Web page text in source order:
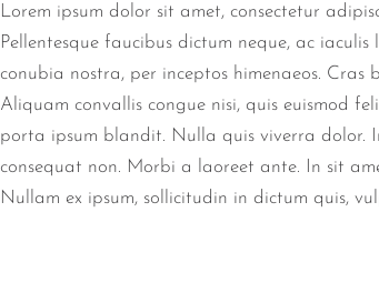
Lorem ipsum dolor sit amet, consectetur
Pellentesque faucibus dictum neque, ac
conubia nostra, per inceptos himenaeos.
Aliquam convallis congue nisi, quis euismod
porta ipsum blandit. Nulla quis viverra dolor.
consequat non. Morbi a laoreet ante. In sit
Nullam ex ipsum, sollicitudin in dictum quis,